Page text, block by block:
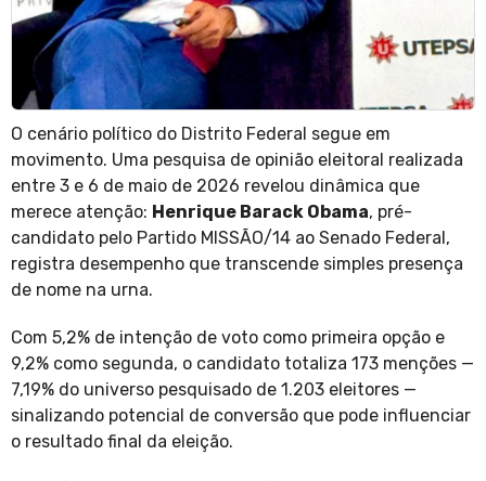
O cenário político do Distrito Federal segue em
movimento. Uma pesquisa de opinião eleitoral realizada
entre 3 e 6 de maio de 2026 revelou dinâmica que
merece atenção: Henrique Barack Obama, pré-
candidato pelo Partido MISSÃO/14 ao Senado Federal,
registra desempenho que transcende simples presença
de nome na urna.
Com 5,2% de intenção de voto como primeira opção e
9,2% como segunda, o candidato totaliza 173 menções —
7,19% do universo pesquisado de 1.203 eleitores —
sinalizando potencial de conversão que pode influenciar
o resultado final da eleição.